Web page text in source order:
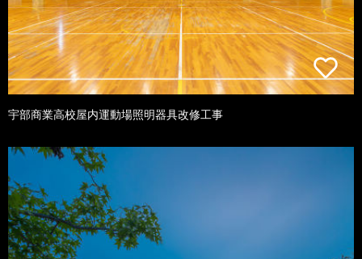
宇部商業高校屋内運動場照明器具改修工事